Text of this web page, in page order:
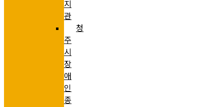
지
관
청
주
시
장
애
인
종